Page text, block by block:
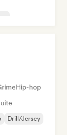
Hip-hop
Drill/Jersey